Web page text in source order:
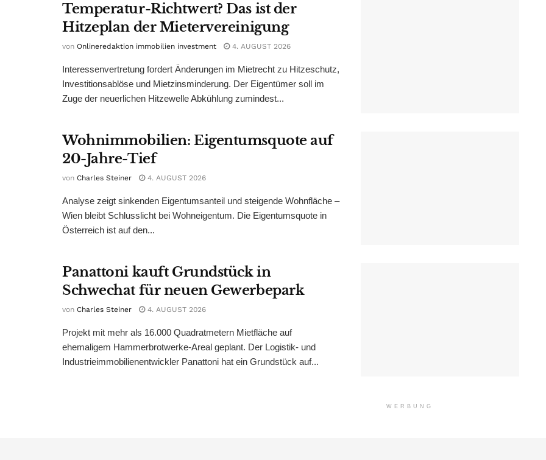
Temperatur-Richtwert? Das ist der
Hitzeplan der Mietervereinigung
von Onlineredaktion immobilien investment 4. AUGUST 2026
Interessenvertretung fordert Änderungen im Mietrecht zu Hitzeschutz,
Investitionsablöse und Mietzinsminderung. Der Eigentümer soll im
Zuge der neuerlichen Hitzewelle Abkühlung zumindest...
Wohnimmobilien: Eigentumsquote auf
20-Jahre-Tief
von Charles Steiner 4. AUGUST 2026
Analyse zeigt sinkenden Eigentumsanteil und steigende Wohnfläche –
Wien bleibt Schlusslicht bei Wohneigentum. Die Eigentumsquote in
Österreich ist auf den...
Panattoni kauft Grundstück in
Schwechat für neuen Gewerbepark
von Charles Steiner 4. AUGUST 2026
Projekt mit mehr als 16.000 Quadratmetern Mietfläche auf
ehemaligem Hammerbrotwerke-Areal geplant. Der Logistik- und
Industrieimmobilienentwickler Panattoni hat ein Grundstück auf...
WERBUNG